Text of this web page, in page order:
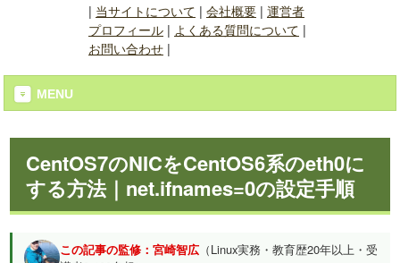
| 当サイトについて | 会社概要| 運営者
プロフィール| よくある質問について |
お問い合わせ|
MENU
CentOS7のNICをCentOS6系のeth0に
する方法｜net.ifnames=0の設定手順
この記事の監修：宮崎智広 （Linux実務・教育歴20年以上・受